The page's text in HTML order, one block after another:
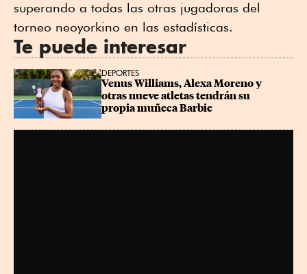
superando a todas las otras jugadoras del
torneo neoyorkino en las estadísticas.
Te puede interesar
DEPORTES
Venus Williams, Alexa Moreno y
otras nueve atletas tendrán su
propia muñeca Barbie